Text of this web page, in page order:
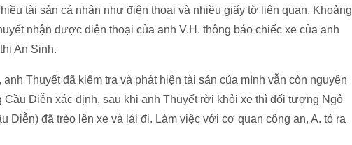
tài sản cá nhân như điện thoại và nhiều giấy tờ liên quan. Khoảng
nhận được điện thoại của anh V.H. thông báo chiếc xe của anh
An Sinh.
Thuyết đã kiểm tra và phát hiện tài sản của mình vẫn còn nguyên
Diễn xác định, sau khi anh Thuyết rời khỏi xe thì đối tượng Ngô
Diễn) đã trèo lên xe và lái đi. Làm việc với cơ quan công an, A. tỏ ra